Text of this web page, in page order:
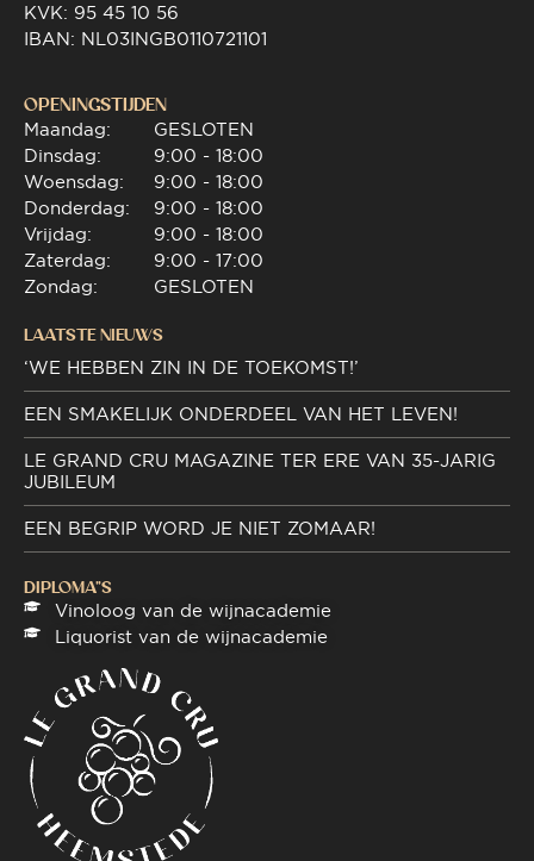
KVK: 95 45 10 56
IBAN: NL03INGB0110721101
OPENINGSTIJDEN
Maandag:
Dinsdag:
Woensdag:
Donderdag:
Vrijdag:
Zaterdag:
Zondag:
GESLOTEN
9:00 - 18:00
9:00 - 18:00
9:00 - 18:00
9:00 - 18:00
9:00 - 17:00
GESLOTEN
LAATSTE NIEUWS
‘WE HEBBEN ZIN IN DE TOEKOMST!’
EEN SMAKELIJK ONDERDEEL VAN HET LEVEN!
LE GRAND CRU MAGAZINE TER ERE VAN 35-JARIG
JUBILEUM
EEN BEGRIP WORD JE NIET ZOMAAR!
DIPLOMA"S
Vinoloog van de wijnacademie
Liquorist van de wijnacademie